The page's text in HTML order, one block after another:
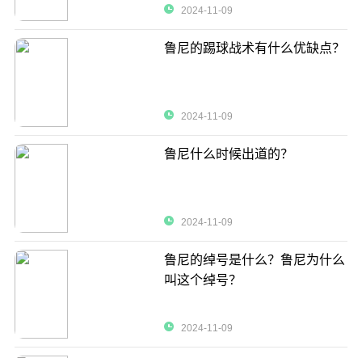
2024-11-09
鲁尼的踢球战术有什么优缺点？
2024-11-09
鲁尼什么时候出道的？
2024-11-09
鲁尼的绰号是什么？鲁尼为什么
叫这个绰号？
2024-11-09